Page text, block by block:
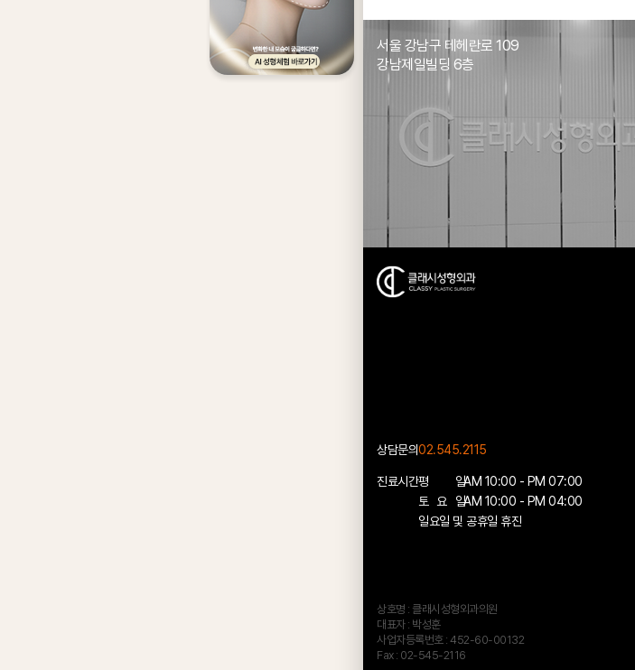
서울 강남구 테헤란로 109
강남제일빌딩 6층
상담문의02.545.2115
진료시간평 일AM 10:00 - PM 07:00
토 요 일AM 10:00 - PM 04:00
일요일 및 공휴일 휴진
상호명 : 클래시성형외과의원
대표자 : 박성훈
사업자등록번호 : 452-60-00132
Fax : 02-545-2116